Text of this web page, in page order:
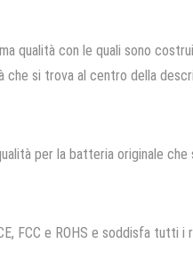
qualità con le quali sono
che si trova al centro della
per la batteria originale
FCC e ROHS e soddisfa tutti